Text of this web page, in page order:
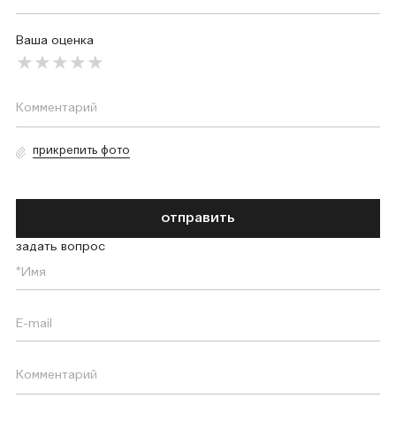
Ваша оценка
прикрепить фото
отправить
задать вопрос